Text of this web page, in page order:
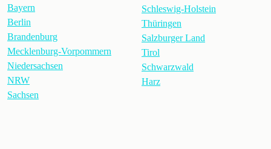
Bayern
Berlin
Brandenburg
Mecklenburg-Vorpommern
Niedersachsen
NRW
Sachsen
Schleswig-Holstein
Thüringen
Salzburger Land
Tirol
Schwarzwald
Harz